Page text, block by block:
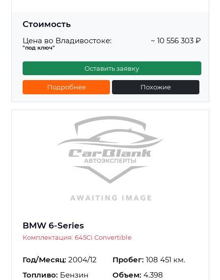
Стоимость
Цена во Владивостоке:
"под ключ"
~ 10 556 303 ₽
Оставить заявку
Подробнее Похожие
BMW 6-Series
Комплектация: 645Ci Convertible
Год/Месяц: 2004/12 Пробег: 108 451 км.
Топливо: Бензин Объем: 4.398